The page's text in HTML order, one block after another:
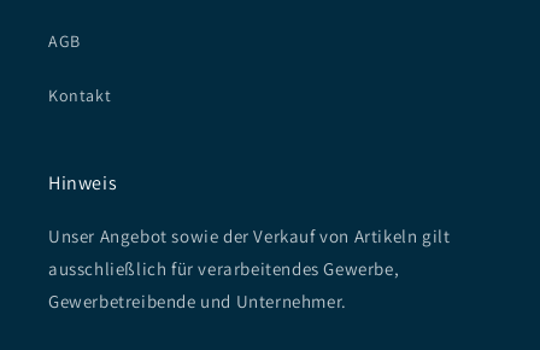
AGB
Kontakt
Hinweis
Unser Angebot sowie der Verkauf von Artikeln gilt
ausschließlich für verarbeitendes Gewerbe,
Gewerbetreibende und Unternehmer.